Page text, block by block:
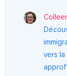
vers